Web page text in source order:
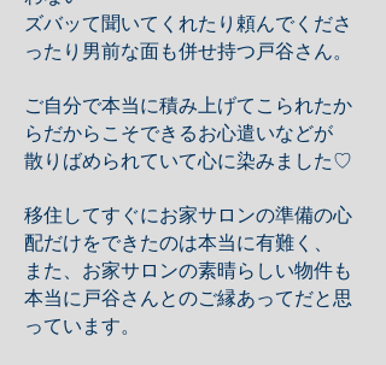
ズバッて聞いてくれたり頼んでくださ
ったり男前な面も併せ持つ戸谷さん。
ご自分で本当に積み上げてこられたか
らだからこそできるお心遣いなどが
散りばめられていて心に染みました♡
移住してすぐにお家サロンの準備の心
配だけをできたのは本当に有難く、
また、お家サロンの素晴らしい物件も
本当に戸谷さんとのご縁あってだと思
っています。